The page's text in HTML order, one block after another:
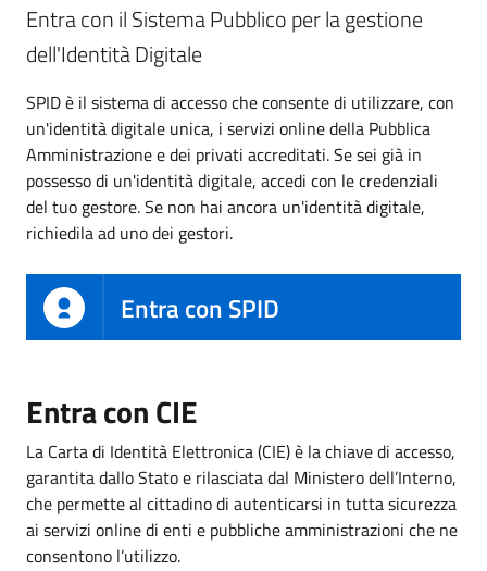
Entra con il Sistema Pubblico per la gestione
dell'Identità Digitale
SPID è il sistema di accesso che consente di utilizzare, con
un'identità digitale unica, i servizi online della Pubblica
Amministrazione e dei privati accreditati. Se sei già in
possesso di un'identità digitale, accedi con le credenziali
del tuo gestore. Se non hai ancora un'identità digitale,
richiedila ad uno dei gestori.
Entra con SPID
Entra con CIE
La Carta di Identità Elettronica (CIE) è la chiave di accesso,
garantita dallo Stato e rilasciata dal Ministero dell’Interno,
che permette al cittadino di autenticarsi in tutta sicurezza
ai servizi online di enti e pubbliche amministrazioni che ne
consentono l’utilizzo.